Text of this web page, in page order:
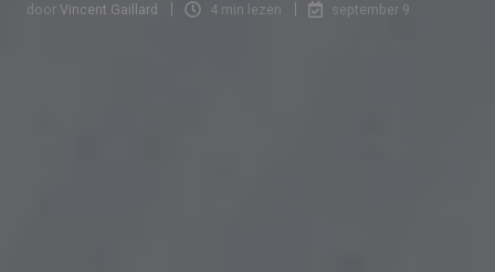
door Vincent Gaillard 4 min lezen september 9